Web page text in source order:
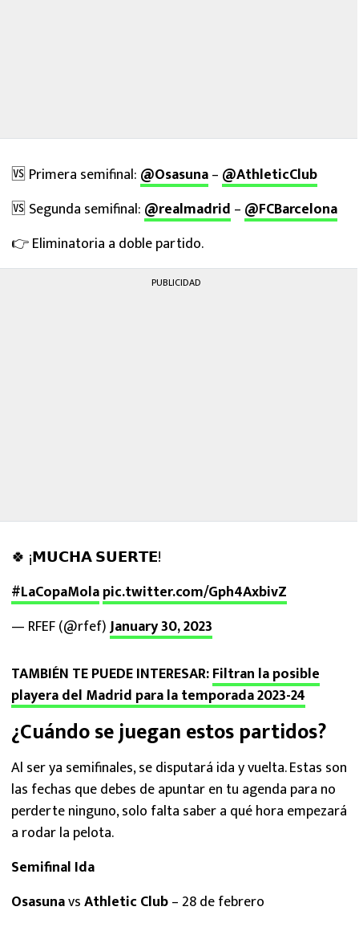
🆚 Primera semifinal: @Osasuna– @AthleticClub
🆚 Segunda semifinal: @realmadrid – @FCBarcelona
👉 Eliminatoria a doble partido.
PUBLICIDAD
🍀 ¡𝗠𝗨𝗖𝗛𝗔 𝗦𝗨𝗘𝗥𝗧𝗘!
#LaCopaMolapic.twitter.com/Gph4AxbivZ
— RFEF (@rfef)January 30, 2023
TAMBIÉN TE PUEDE INTERESAR:Filtran la posible
playera del Madrid para la temporada 2023-24
¿Cuándo se juegan estos partidos?
Al ser ya semifinales, se disputará ida y vuelta. Estas son
las fechas que debes de apuntar en tu agenda para no
perderte ninguno, solo falta saber a qué hora empezará
a rodar la pelota.
Semifinal Ida
OsasunavsAthletic Club– 28 de febrero